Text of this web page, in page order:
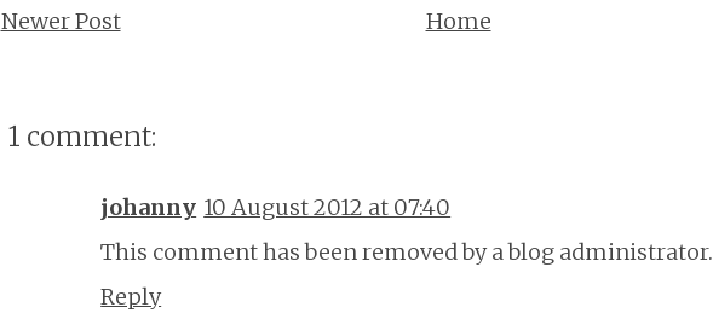
Newer Post Home
1 comment:
johanny 10 August 2012 at 07:40
This comment has been removed by a blog administrator.
Reply